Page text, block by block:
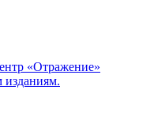
«Отражение»
изданиям.